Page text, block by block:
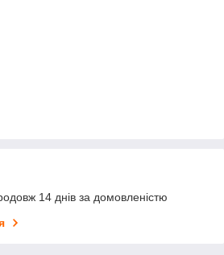
14 днів за домовленістю